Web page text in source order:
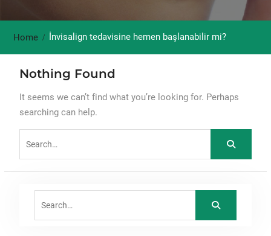
Home İnvisalign tedavisine hemen başlanabilir mi?
Nothing Found
It seems we can’t find what you’re looking for. Perhaps
searching can help.
for:
for: